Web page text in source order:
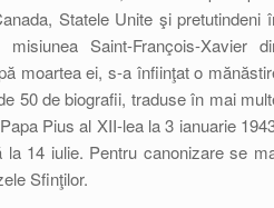
Statele Unite şi pretutindeni
Saint-François-Xavier
moartea ei, s-a înfiinţat o
50 de biografii, traduse în mai
Pius al XII-lea la 3 ianuarie
14 iulie. Pentru canonizare se
Sfinţilor.